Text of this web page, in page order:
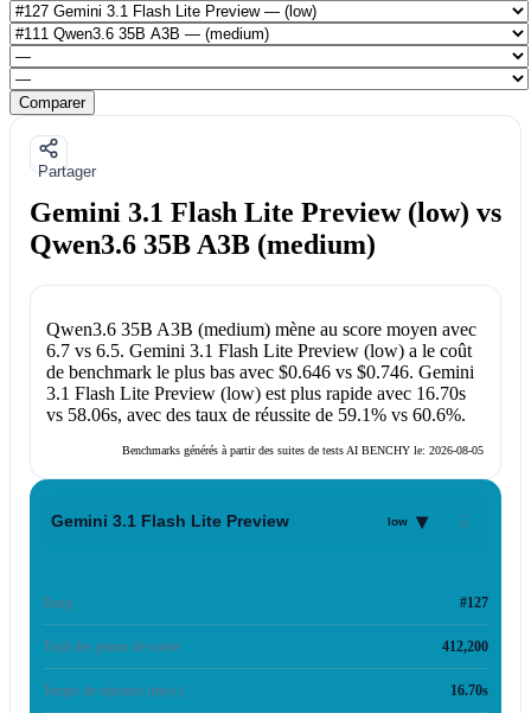
Comparer
Partager
Gemini 3.1 Flash Lite Preview (low) vs
Qwen3.6 35B A3B (medium)
Qwen3.6 35B A3B (medium)mène au score moyen avec
6.7vs 6.5. Gemini 3.1 Flash Lite Preview (low)a le coût
de benchmark le plus bas avec $0.646vs $0.746. Gemini
3.1 Flash Lite Preview (low)est plus rapide avec 16.70s
vs 58.06s, avec des taux de réussite de 59.1%vs 60.6%.
Benchmarks générés à partir des suites de tests AI BENCHY le: 2026-08-05
Gemini 3.1 Flash Lite Preview low ▾
Rang #127
Total des jetons de sortie 412,200
Temps de réponse (moy.) 16.70s